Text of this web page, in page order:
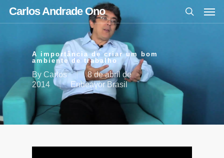
Carlos Andrade Ono
A importância de criar um bom
ambiente de trabalho
By Carlos
8 de abril de
2014
Endeavor Brasil